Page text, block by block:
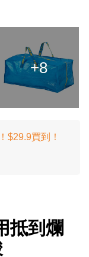
+8
$29.9買到！
抵到爛